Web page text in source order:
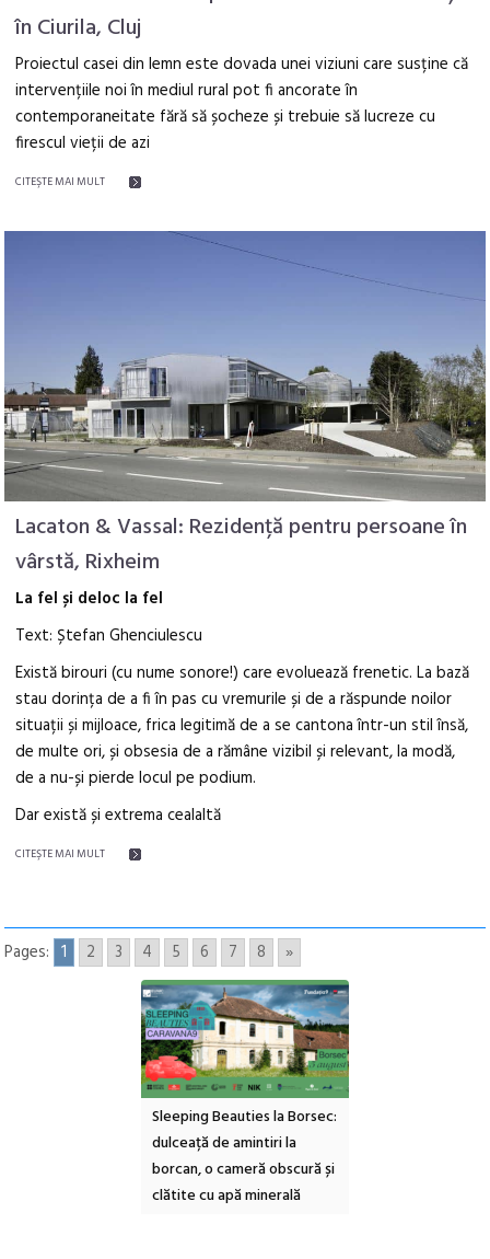
în Ciurila, Cluj
Proiectul casei din lemn este dovada unei viziuni care susține că
intervențiile noi în mediul rural pot fi ancorate în
contemporaneitate fără să șocheze și trebuie să lucreze cu
firescul vieții de azi
CITEŞTE MAI MULT
Lacaton & Vassal: Rezidență pentru persoane în
vârstă, Rixheim
La fel și deloc la fel
Text: Ștefan Ghenciulescu
Există birouri (cu nume sonore!) care evoluează frenetic. La bază
stau dorința de a fi în pas cu vremurile și de a răspunde noilor
situații și mijloace, frica legitimă de a se cantona într-un stil însă,
de multe ori, și obsesia de a rămâne vizibil și relevant, la modă,
de a nu-și pierde locul pe podium.
Dar există și extrema cealaltă
CITEŞTE MAI MULT
Pages: 1 2 3 4 5 6 7 8 »
Festivalul Strada
Armenească #10: concerte,
ateliere și întâlniri în Grădina
Botanică